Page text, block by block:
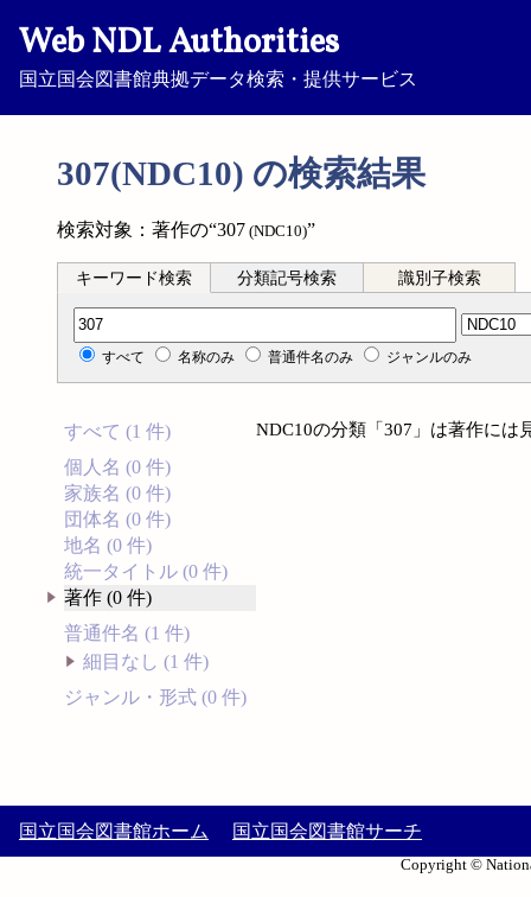
Web NDL Authorities
国立国会図書館典拠データ検索・提供サービス
307(NDC10) の検索結果
検索対象：著作の“307 (NDC10)”
キーワード検索 分類記号検索 識別子検索
分類記号検索
すべて 名称のみ 普通件名のみ ジャンルのみ
すべて (1 件)
個人名 (0 件)
家族名 (0 件)
団体名 (0 件)
地名 (0 件)
統一タイトル (0 件)
著作 (0 件)
普通件名 (1 件)
細目なし (1 件)
ジャンル・形式 (0 件)
NDC10の分類「307」は著作には
国立国会図書館ホーム 国立国会図書館サーチ
Copyright ©